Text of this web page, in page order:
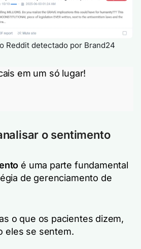
Reddit detectado por Brand24
em um só lugar!
o sentimento
é uma parte fundamental
de gerenciamento de
o que os pacientes dizem,
eles se sentem.